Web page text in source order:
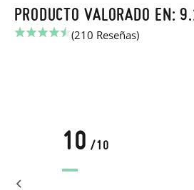
PRODUCTO VALORADO EN:
(210 Reseñas)
10 /10